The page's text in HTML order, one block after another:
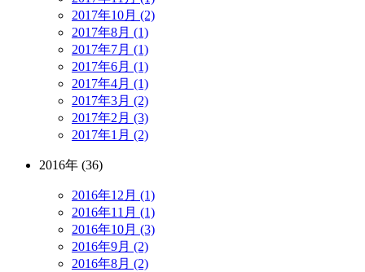
2017年10月 (2)
2017年8月 (1)
2017年7月 (1)
2017年6月 (1)
2017年4月 (1)
2017年3月 (2)
2017年2月 (3)
2017年1月 (2)
2016年 (36)
2016年12月 (1)
2016年11月 (1)
2016年10月 (3)
2016年9月 (2)
2016年8月 (2)